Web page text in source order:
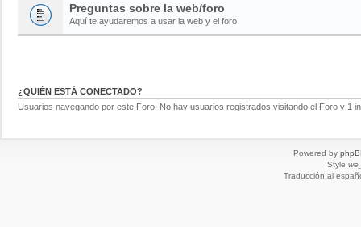
Preguntas sobre la web/foro
Aquí te ayudaremos a usar la web y el foro
¿QUIÉN ESTÁ CONECTADO?
Usuarios navegando por este Foro: No hay usuarios registrados visitando el Foro y 1
Powered by
Style
Traducción al